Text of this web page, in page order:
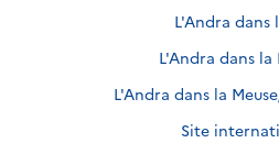
L'Andra dans
L'Andra dans la
L'Andra dans la
Site